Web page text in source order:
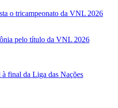
o tricampeonato da VNL 2026
pelo título da VNL 2026
final da Liga das Nações